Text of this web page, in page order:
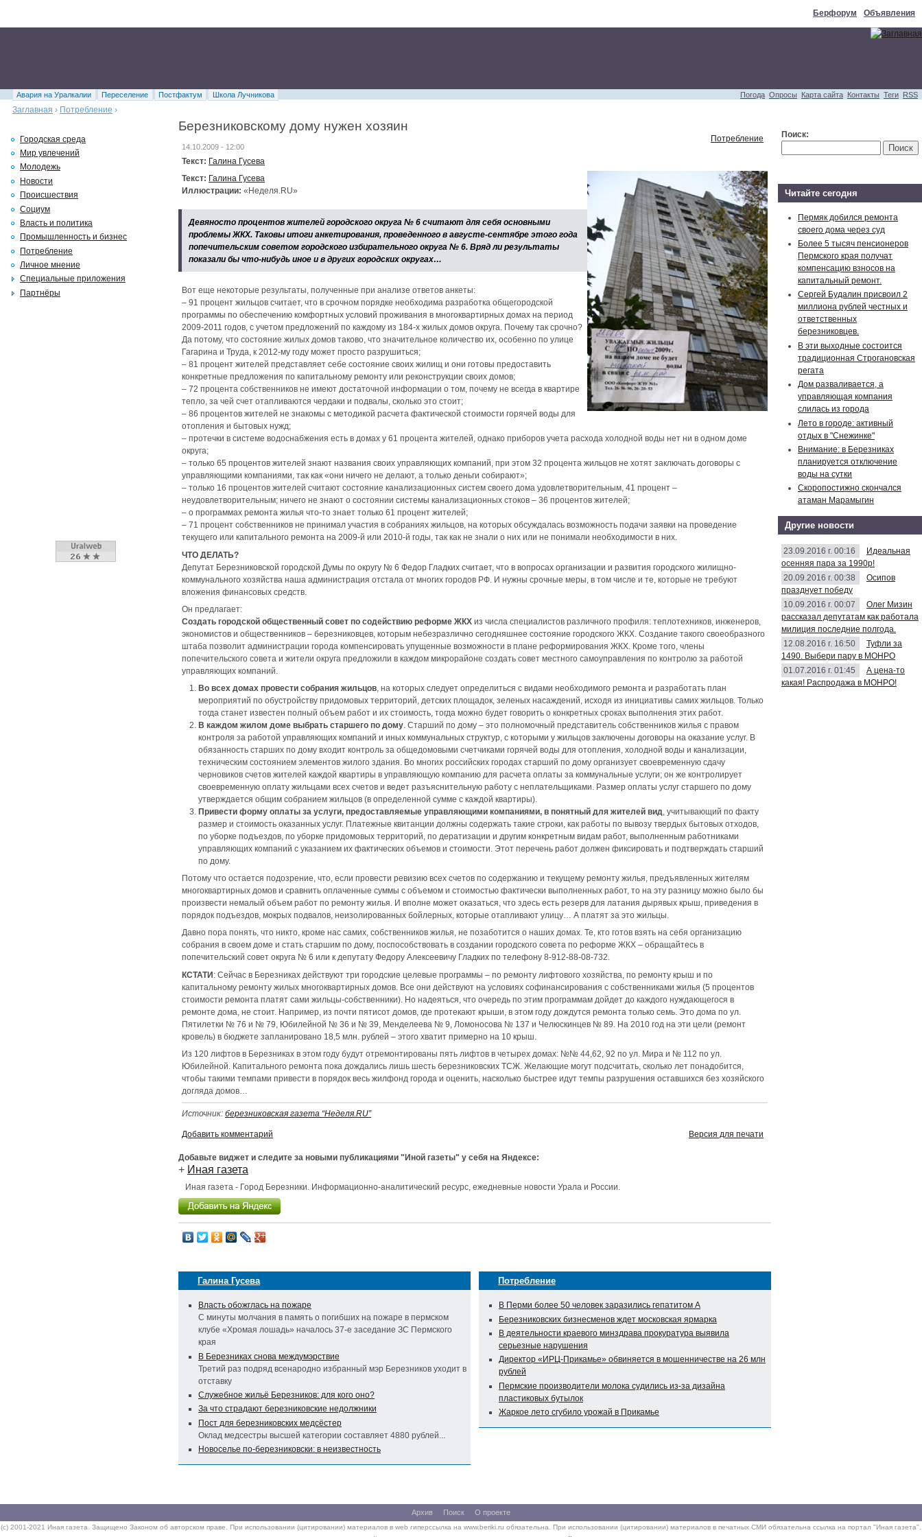
Берфорум Объявления
Погода Опросы Карта сайта Контакты Теги RSS
Авария на Уралкалии Переселение Постфактум
Школа Лучникова
Заглавная › Потребление ›
Березниковскому дому нужен хозяин
Потребление
14.10.2009 - 12:00
Текст: Галина Гусева
Текст: Галина Гусева
Иллюстрации: «Неделя.RU»
Девяносто процентов жителей городского округа № 6 считают для себя основными
проблемы ЖКХ. Таковы итоги анкетирования, проведенного в августе-сентябре этого года
попечительским советом городского избирательного округа № 6. Вряд ли результаты
показали бы что-нибудь иное и в других городских округах…
Вот еще некоторые результаты, полученные при анализе ответов анкеты:
– 91 процент жильцов считает, что в срочном порядке необходима разработка общегородской
программы по обеспечению комфортных условий проживания в многоквартирных домах на период
2009-2011 годов, с учетом предложений по каждому из 184-х жилых домов округа. Почему так срочно?
Да потому, что состояние жилых домов таково, что значительное количество их, особенно по улице
Гагарина и Труда, к 2012-му году может просто разрушиться;
– 81 процент жителей представляет себе состояние своих жилищ и они готовы предоставить
конкретные предложения по капитальному ремонту или реконструкции своих домов;
– 72 процента собственников не имеют достаточной информации о том, почему не всегда в квартире
тепло, за чей счет отапливаются чердаки и подвалы, сколько это стоит;
– 86 процентов жителей не знакомы с методикой расчета фактической стоимости горячей воды для
отопления и бытовых нужд;
– протечки в системе водоснабжения есть в домах у 61 процента жителей, однако приборов учета расхода холодной воды нет ни в одном доме
округа;
– только 65 процентов жителей знают названия своих управляющих компаний, при этом 32 процента жильцов не хотят заключать договоры с
управляющими компаниями, так как «они ничего не делают, а только деньги собирают»;
– только 16 процентов жителей считают состояние канализационных систем своего дома удовлетворительным, 41 процент –
неудовлетворительным; ничего не знают о состоянии системы канализационных стоков – 36 процентов жителей;
– о программах ремонта жилья что-то знает только 61 процент жителей;
– 71 процент собственников не принимал участия в собраниях жильцов, на которых обсуждалась возможность подачи заявки на проведение
текущего или капитального ремонта на 2009-й или 2010-й годы, так как не знали о них или не понимали необходимости в них.
ЧТО ДЕЛАТЬ?
Депутат Березниковской городской Думы по округу № 6 Федор Гладких считает, что в вопросах организации и развития городского жилищно-
коммунального хозяйства наша администрация отстала от многих городов РФ. И нужны срочные меры, в том числе и те, которые не требуют
вложения финансовых средств.
Он предлагает:
Создать городской общественный совет по содействию реформе ЖКХ из числа специалистов различного профиля: теплотехников, инженеров,
экономистов и общественников – березниковцев, которым небезразлично сегодняшнее состояние городского ЖКХ. Создание такого своеобразного
штаба позволит администрации города компенсировать упущенные возможности в плане реформирования ЖКХ. Кроме того, члены
попечительского совета и жители округа предложили в каждом микрорайоне создать совет местного самоуправления по контролю за работой
управляющих компаний.
Во всех домах провести собрания жильцов, на которых следует определиться с видами необходимого ремонта и разработать план
мероприятий по обустройству придомовых территорий, детских площадок, зеленых насаждений, исходя из инициативы самих жильцов. Только
тогда станет известен полный объем работ и их стоимость, тогда можно будет говорить о конкретных сроках выполнения этих работ.
В каждом жилом доме выбрать старшего по дому. Старший по дому – это полномочный представитель собственников жилья с правом
контроля за работой управляющих компаний и иных коммунальных структур, с которыми у жильцов заключены договоры на оказание услуг. В
обязанность старших по дому входит контроль за общедомовыми счетчиками горячей воды для отопления, холодной воды и канализации,
техническим состоянием элементов жилого здания. Во многих российских городах старший по дому организует своевременную сдачу
черновиков счетов жителей каждой квартиры в управляющую компанию для расчета оплаты за коммунальные услуги; он же контролирует
своевременную оплату жильцами всех счетов и ведет разъяснительную работу с неплательщиками. Размер оплаты услуг старшего по дому
утверждается общим собранием жильцов (в определенной сумме с каждой квартиры).
Привести форму оплаты за услуги, предоставляемые управляющими компаниями, в понятный для жителей вид, учитывающий по факту
размер и стоимость оказанных услуг. Платежные квитанции должны содержать такие строки, как работы по вывозу твердых бытовых отходов,
по уборке подъездов, по уборке придомовых территорий, по дератизации и другим конкретным видам работ, выполненным работниками
управляющих компаний с указанием их фактических объемов и стоимости. Этот перечень работ должен фиксировать и подтверждать старший
по дому.
Потому что остается подозрение, что, если провести ревизию всех счетов по содержанию и текущему ремонту жилья, предъявленных жителям
многоквартирных домов и сравнить оплаченные суммы с объемом и стоимостью фактически выполненных работ, то на эту разницу можно было бы
произвести немалый объем работ по ремонту жилья. И вполне может оказаться, что здесь есть резерв для латания дырявых крыш, приведения в
порядок подъездов, мокрых подвалов, неизолированных бойлерных, которые отапливают улицу… А платят за это жильцы.
Давно пора понять, что никто, кроме нас самих, собственников жилья, не позаботится о наших домах. Те, кто готов взять на себя организацию
собрания в своем доме и стать старшим по дому, поспособствовать в создании городского совета по реформе ЖКХ – обращайтесь в
попечительский совет округа № 6 или к депутату Федору Алексеевичу Гладких по телефону 8-912-88-08-732.
КСТАТИ: Сейчас в Березниках действуют три городские целевые программы – по ремонту лифтового хозяйства, по ремонту крыш и по
капитальному ремонту жилых многоквартирных домов. Все они действуют на условиях софинансирования с собственниками жилья (5 процентов
стоимости ремонта платят сами жильцы-собственники). Но надеяться, что очередь по этим программам дойдет до каждого нуждающегося в
ремонте дома, не стоит. Например, из почти пятисот домов, где протекают крыши, в этом году дождутся ремонта только семь. Это дома по ул.
Пятилетки № 76 и № 79, Юбилейной № 36 и № 39, Менделеева № 9, Ломоносова № 137 и Челюскинцев № 89. На 2010 год на эти цели (ремонт
кровель) в бюджете запланировано 18,5 млн. рублей – этого хватит примерно на 10 крыш.
Из 120 лифтов в Березниках в этом году будут отремонтированы пять лифтов в четырех домах: №№ 44,62, 92 по ул. Мира и № 112 по ул.
Юбилейной. Капитального ремонта пока дождались лишь шесть березниковских ТСЖ. Желающие могут подсчитать, сколько лет понадобится,
чтобы такими темпами привести в порядок весь жилфонд города и оценить, насколько быстрее идут темпы разрушения оставшихся без хозяйского
догляда домов…
Источник: березниковская газета “Неделя.RU”
Добавить комментарий Версия для печати
Добавьте виджет и следите за новыми публикациями "Иной газеты" у себя на Яндексе:
+ Иная газета
Иная газета - Город Березники. Информационно-аналитический ресурс, ежедневные новости Урала и России.
Галина Гусева
Власть обожглась на пожаре
С минуты молчания в память о погибших на пожаре в пермском
клубе «Хромая лошадь» началось 37-е заседание ЗС Пермского
края
В Березниках снова междумэрствие
Третий раз подряд всенародно избранный мэр Березников уходит в
отставку
Служебное жильё Березников: для кого оно?
За что страдают березниковские недолжники
Пост для березниковских медсёстер
Оклад медсестры высшей категории составляет 4880 рублей...
Новоселье по-березниковски: в неизвестность
Потребление
В Перми более 50 человек заразились гепатитом А
Березниковских бизнесменов ждет московская ярмарка
В деятельности краевого минздрава прокуратура выявила
серьезные нарушения
Директор «ИРЦ-Прикамье» обвиняется в мошенничестве на 26 млн
рублей
Пермские производители молока судились из-за дизайна
пластиковых бутылок
Жаркое лето сгубило урожай в Прикамье
Городская среда
Мир увлечений
Молодежь
Новости
Происшествия
Социум
Власть и политика
Промышленность и бизнес
Потребление
Личное мнение
Специальные приложения
Партнёры
Поиск:
Читайте сегодня
Пермяк добился ремонта
своего дома через суд
Более 5 тысяч пенсионеров
Пермского края получат
компенсацию взносов на
капитальный ремонт.
Сергей Будалин присвоил 2
миллиона рублей честных и
ответственных
березниковцев.
В эти выходные состоится
традиционная Строгановская
регата
Дом разваливается, а
управляющая компания
слилась из города
Лето в городе: активный
отдых в "Снежинке"
Внимание: в Березниках
планируется отключение
воды на сутки
Скоропостижно скончался
атаман Марамыгин
Другие новости
23.09.2016 г. 00:16
Идеальная
осенняя пара за 1990р!
20.09.2016 г. 00:38
Осипов
празднует победу
10.09.2016 г. 00:07
Олег Мизин
рассказал депутатам как работала
милиция последние полгода.
12.08.2016 г. 16:50
Туфли за
1490. Выбери пару в МОНРО
01.07.2016 г. 01:45
А цена-то
какая! Распродажа в МОНРО!
Архив Поиск О проекте
(c) 2001-2021 Иная газета. Защищено Законом об авторском праве. При использовании (цитировании) материалов в web гиперссылка на www.beriki.ru обязательна. При использовании (цитировании) материалов в печатных СМИ обязательна ссылка на портал "Иная газета".